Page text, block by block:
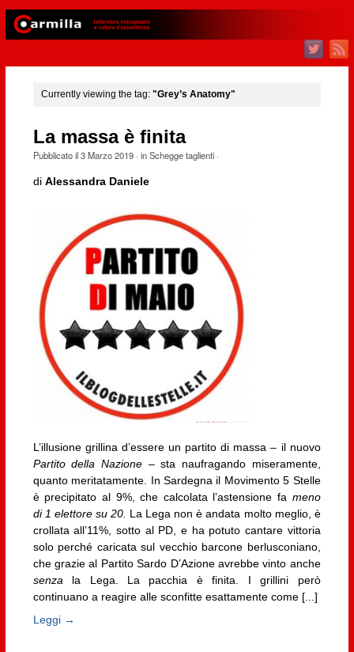
Currently viewing the tag: "Grey’s Anatomy"
La massa è finita
Pubblicato il3 Marzo 2019· inSchegge taglienti·
di Alessandra Daniele
L’illusione grillina d’essere un partito di massa – il nuovo
Partito della Nazione – sta naufragando miseramente,
quanto meritatamente. In Sardegna il Movimento 5 Stelle
è precipitato al 9%, che calcolata l’astensione fa meno
di 1 elettore su 20. La Lega non è andata molto meglio, è
crollata all’11%, sotto al PD, e ha potuto cantare vittoria
solo perché caricata sul vecchio barcone berlusconiano,
che grazie al Partito Sardo D’Azione avrebbe vinto anche
senza la Lega. La pacchia è finita. I grillini però
continuano a reagire alle sconfitte esattamente come [...]
Leggi →